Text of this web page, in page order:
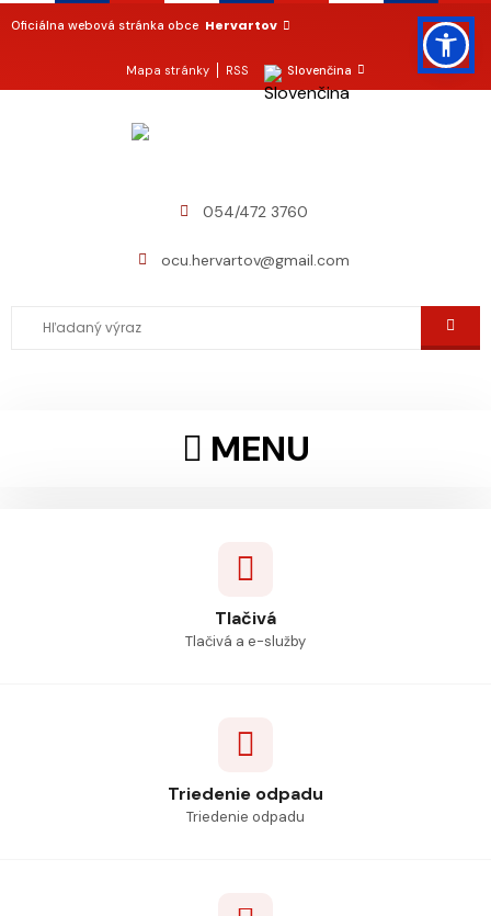
Oficiálna webová stránka obce Hervartov
Mapa stránky RSS Slovenčina
054/472 3760
ocu.hervartov@gmail.com
MENU
Tlačivá
Tlačivá a e-služby
Triedenie odpadu
Triedenie odpadu